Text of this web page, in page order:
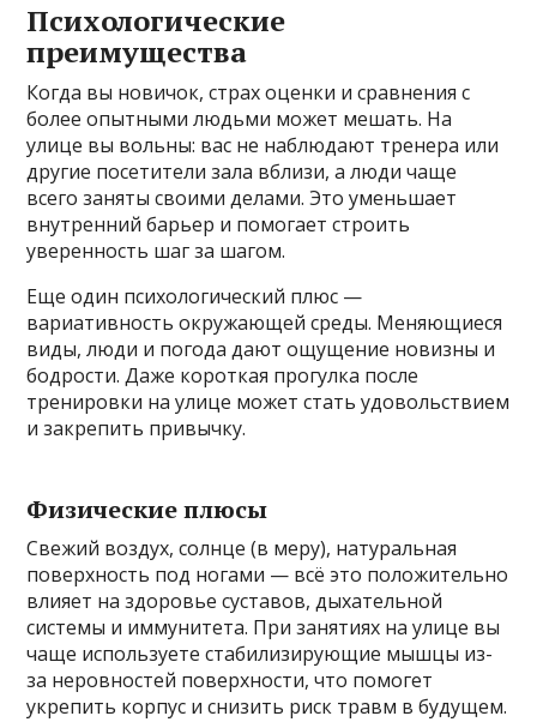
Психологические
преимущества
Когда вы новичок, страх оценки и сравнения с
более опытными людьми может мешать. На
улице вы вольны: вас не наблюдают тренера или
другие посетители зала вблизи, а люди чаще
всего заняты своими делами. Это уменьшает
внутренний барьер и помогает строить
уверенность шаг за шагом.
Еще один психологический плюс —
вариативность окружающей среды. Меняющиеся
виды, люди и погода дают ощущение новизны и
бодрости. Даже короткая прогулка после
тренировки на улице может стать удовольствием
и закрепить привычку.
Физические плюсы
Свежий воздух, солнце (в меру), натуральная
поверхность под ногами — всё это положительно
влияет на здоровье суставов, дыхательной
системы и иммунитета. При занятиях на улице вы
чаще используете стабилизирующие мышцы из-
за неровностей поверхности, что помогет
укрепить корпус и снизить риск травм в будущем.